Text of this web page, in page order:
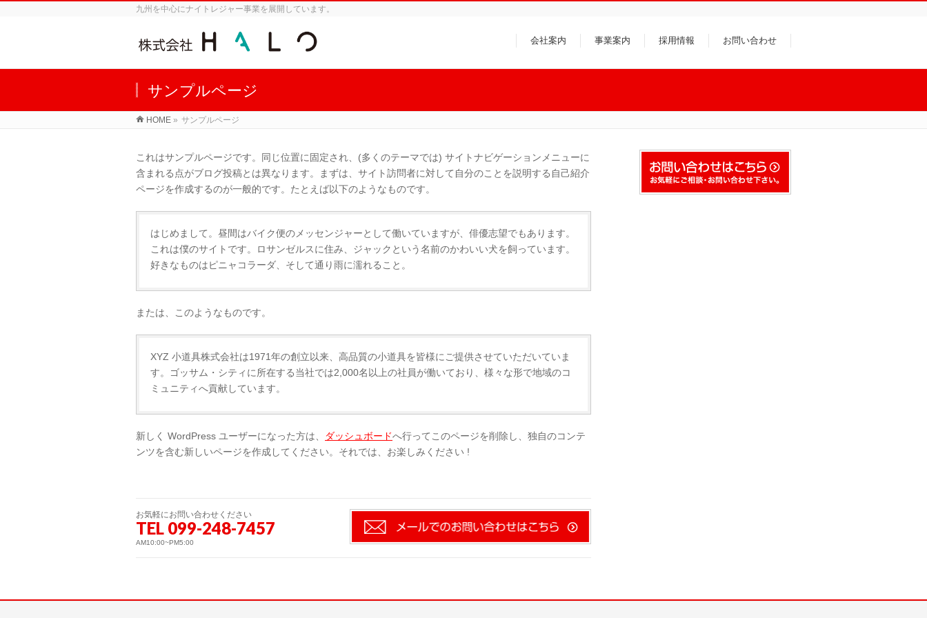
九州を中心にナイトレジャー事業を展開しています。
会社案内 事業案内 採用情報 お問い合わせ
サンプルページ
HOME » サンプルページ
これはサンプルページです。同じ位置に固定され、(多くのテーマでは) サイトナビゲーションメニューに
含まれる点がブログ投稿とは異なります。まずは、サイト訪問者に対して自分のことを説明する自己紹介
ページを作成するのが一般的です。たとえば以下のようなものです。
はじめまして。昼間はバイク便のメッセンジャーとして働いていますが、俳優志望でもあります。
これは僕のサイトです。ロサンゼルスに住み、ジャックという名前のかわいい犬を飼っています。
好きなものはピニャコラーダ、そして通り雨に濡れること。
または、このようなものです。
XYZ 小道具株式会社は1971年の創立以来、高品質の小道具を皆様にご提供させていただいていま
す。ゴッサム・シティに所在する当社では2,000名以上の社員が働いており、様々な形で地域のコ
ミュニティへ貢献しています。
新しく WordPress ユーザーになった方は、 ダッシュボードへ行ってこのページを削除し、独自のコンテ
ンツを含む新しいページを作成してください。それでは、お楽しみください !
お気軽にお問い合わせください
TEL 099-248-7457
AM10:00~PM5:00